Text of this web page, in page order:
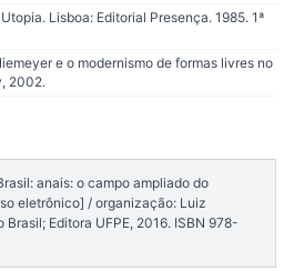
Lisboa: Editorial Presença. 1985. 1ª
e o modernismo de formas livres no
2002.
anais: o campo ampliado do
eletrônico] / organização: Luiz
Editora UFPE, 2016. ISBN 978-